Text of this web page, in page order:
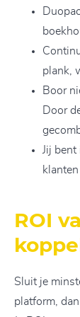
plank,
Boor
Door
Jij
ROI
Sluit je
platform,